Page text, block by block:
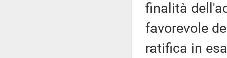
finalità
favorevole
ratifica in